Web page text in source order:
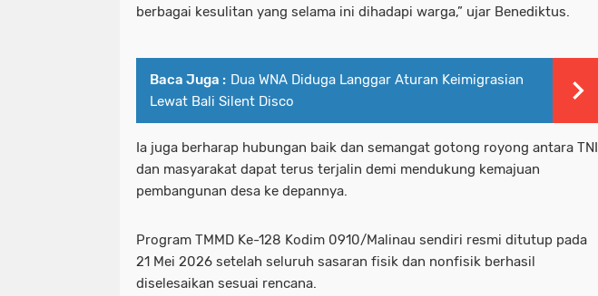
berbagai kesulitan yang selama ini dihadapi warga,” ujar Benediktus.
Baca Juga : Dua WNA Diduga Langgar Aturan Keimigrasian
Lewat Bali Silent Disco
Ia juga berharap hubungan baik dan semangat gotong royong antara TNI
dan masyarakat dapat terus terjalin demi mendukung kemajuan
pembangunan desa ke depannya.
Program TMMD Ke-128 Kodim 0910/Malinau sendiri resmi ditutup pada
21 Mei 2026 setelah seluruh sasaran fisik dan nonfisik berhasil
diselesaikan sesuai rencana.